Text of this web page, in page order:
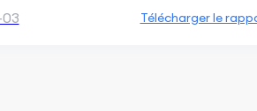
03 Télécharger le